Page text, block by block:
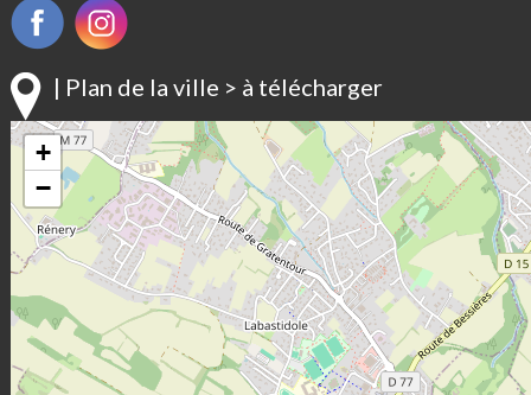
| Plan de la ville > à télécharger
+
−